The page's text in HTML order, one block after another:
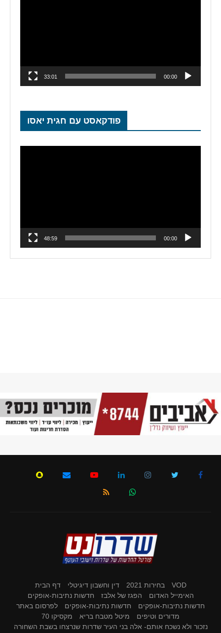
00:00
33:01
פודקאסט עם חגית יאסו
00:00
48:59
VOD בחירות 2021 דין וחשבון דיגיטלי
דף הבית
האימייל האדום
הפגז של אלבז
חדשות נתיבות-אופקים
חדשות נתיבות-אופקים
חדשות נתיבות-אופקים
לפרסום באתר
מדורים וטיפים
מיטל מטבח בריא
מקסיקו 70
נזכור ולא נשכח אותם- אלה בני העיר שדרות שנרצחו בשבת השחורה